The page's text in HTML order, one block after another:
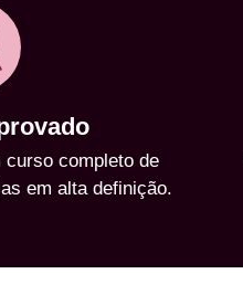
completo de
em alta definição.